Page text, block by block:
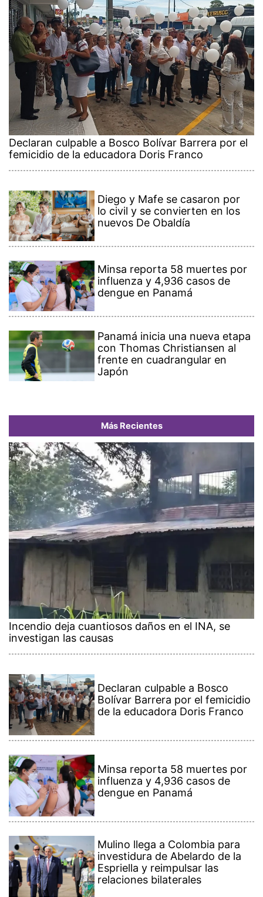
Declaran culpable a Bosco Bolívar Barrera por el
femicidio de la educadora Doris Franco
Diego y Mafe se casaron por
lo civil y se convierten en los
nuevos De Obaldía
Minsa reporta 58 muertes por
influenza y 4,936 casos de
dengue en Panamá
Panamá inicia una nueva etapa
con Thomas Christiansen al
frente en cuadrangular en
Japón
Más Recientes
Incendio deja cuantiosos daños en el INA, se
investigan las causas
Declaran culpable a Bosco
Bolívar Barrera por el femicidio
de la educadora Doris Franco
Minsa reporta 58 muertes por
influenza y 4,936 casos de
dengue en Panamá
Mulino llega a Colombia para
investidura de Abelardo de la
Espriella y reimpulsar las
relaciones bilaterales